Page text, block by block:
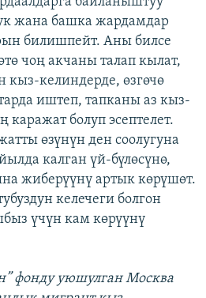
жана башка жардамдар
билишпейт. Аны билсе
чоң акчаны талап кылат,
кыз-келиндерде, өзгөчө
иштеп, тапканы аз кыз-
каражат болуп эсептелет.
өзүнүн ден соолугуна
калган үй-бүлөсүнө,
жиберүүнү артык көрүшөт.
келечеги болгон
үчүн кам көрүүнү
фонду уюшулган Москва